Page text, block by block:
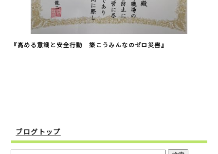
『高める意識と安全行動 築こうみんなのゼロ災害』
ブログトップ